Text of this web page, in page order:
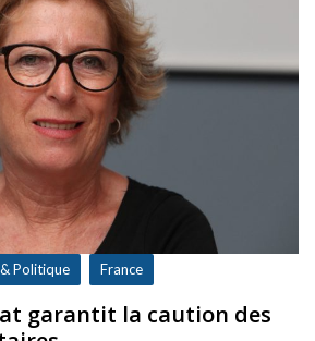
Politique France
garantit la caution des